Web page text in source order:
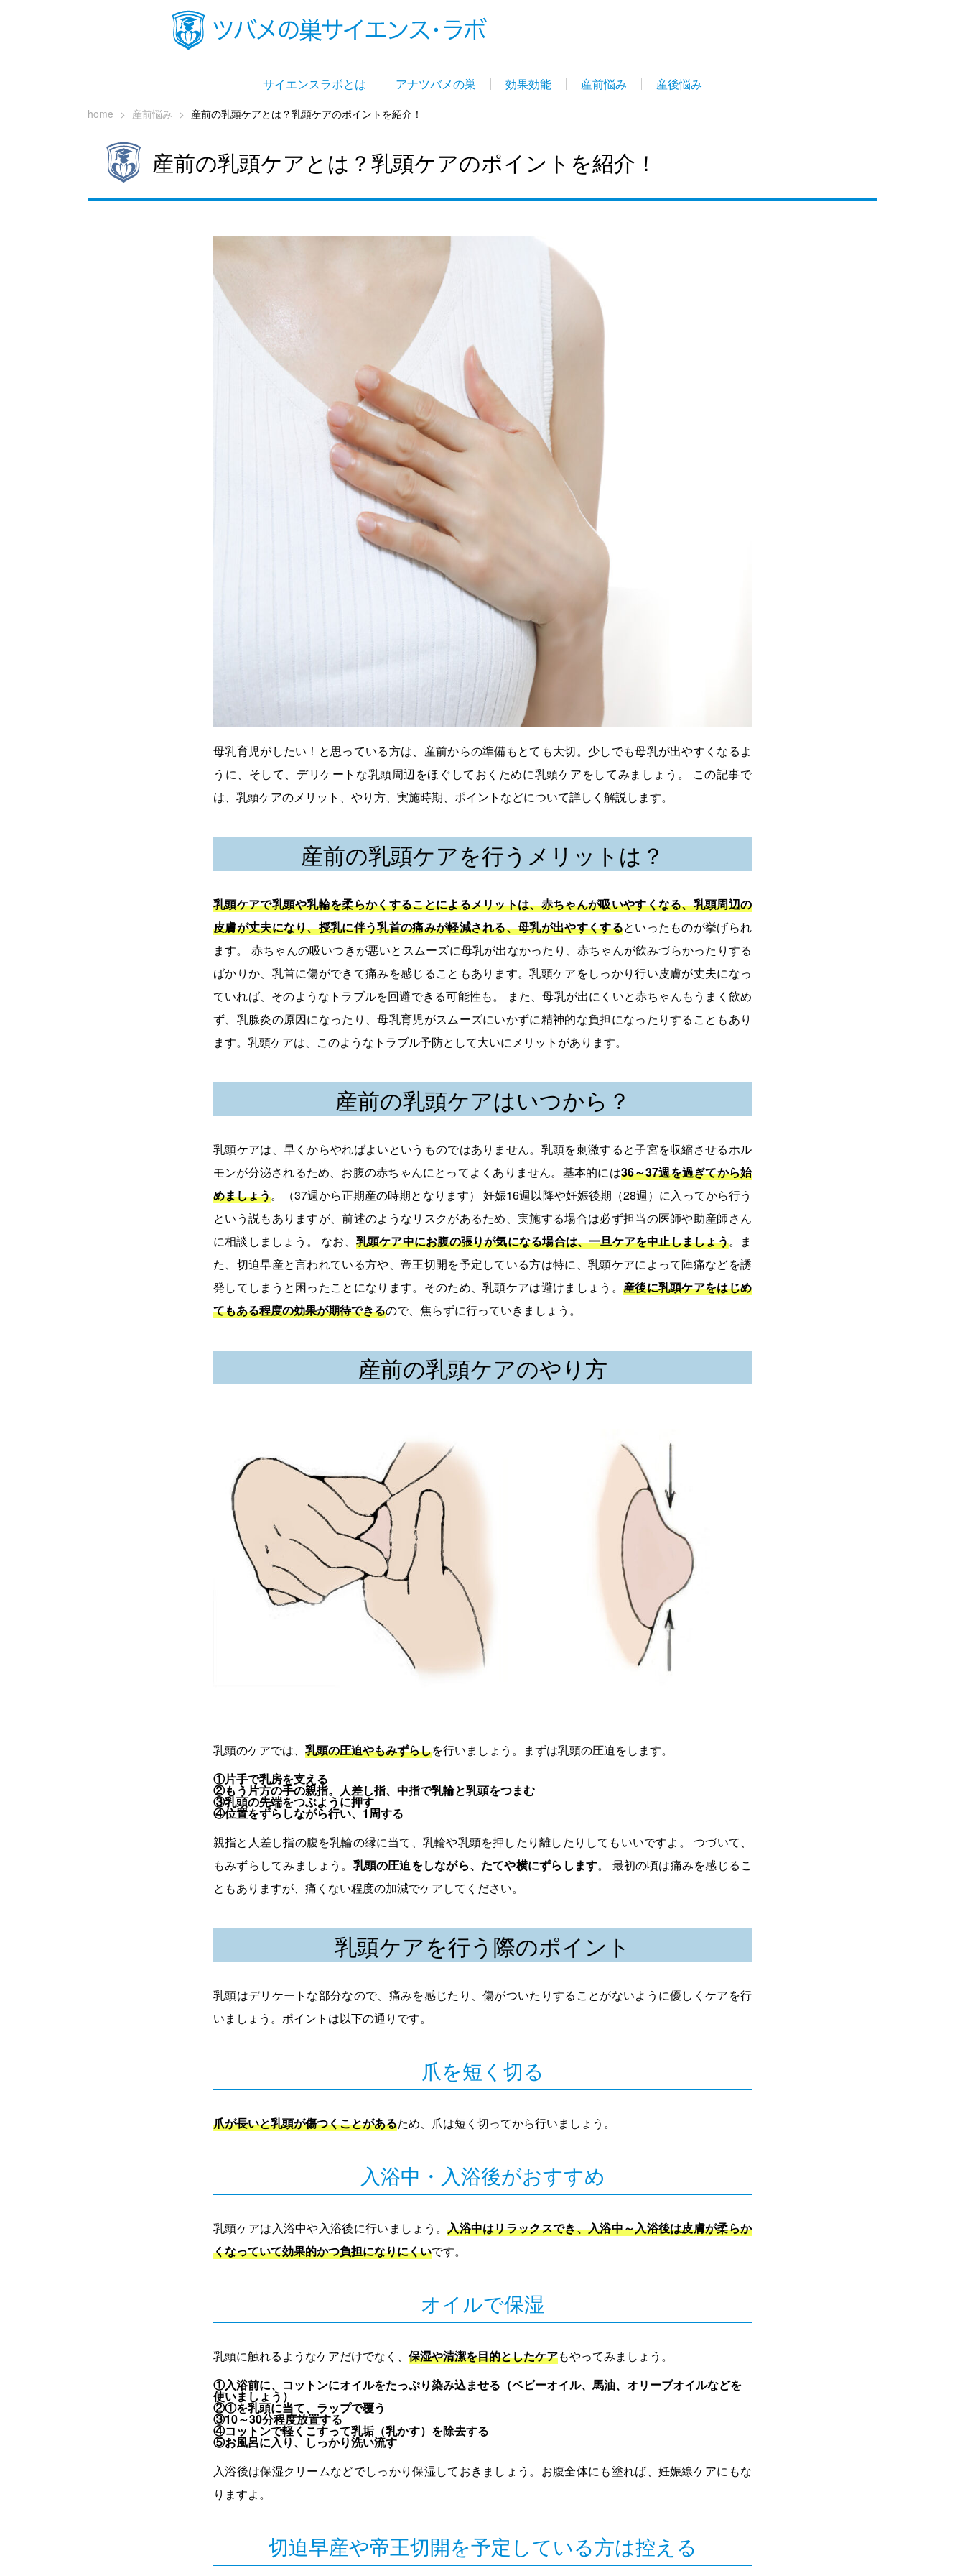
サイエンスラボとは アナツバメの巣 効果効能 産前悩み 産後悩み
home > 産前悩み > 産前の乳頭ケアとは？乳頭ケアのポイントを紹介！
産前の乳頭ケアとは？乳頭ケアのポイントを紹介！
母乳育児がしたい！と思っている方は、産前からの準備もとても大切。少しでも母乳が出やすくなるよ
うに、そして、デリケートな乳頭周辺をほぐしておくために乳頭ケアをしてみましょう。 この記事で
は、乳頭ケアのメリット、やり方、実施時期、ポイントなどについて詳しく解説します。
産前の乳頭ケアを行うメリットは？
乳頭ケアで乳頭や乳輪を柔らかくすることによるメリットは、赤ちゃんが吸いやすくなる、乳頭周辺の
皮膚が丈夫になり、授乳に伴う乳首の痛みが軽減される、母乳が出やすくするといったものが挙げられ
ます。 赤ちゃんの吸いつきが悪いとスムーズに母乳が出なかったり、赤ちゃんが飲みづらかったりする
ばかりか、乳首に傷ができて痛みを感じることもあります。乳頭ケアをしっかり行い皮膚が丈夫になっ
ていれば、そのようなトラブルを回避できる可能性も。 また、母乳が出にくいと赤ちゃんもうまく飲め
ず、乳腺炎の原因になったり、母乳育児がスムーズにいかずに精神的な負担になったりすることもあり
ます。乳頭ケアは、このようなトラブル予防として大いにメリットがあります。
産前の乳頭ケアはいつから？
乳頭ケアは、早くからやればよいというものではありません。乳頭を刺激すると子宮を収縮させるホル
モンが分泌されるため、お腹の赤ちゃんにとってよくありません。基本的には36～37週を過ぎてから始
めましょう。（37週から正期産の時期となります） 妊娠16週以降や妊娠後期（28週）に入ってから行う
という説もありますが、前述のようなリスクがあるため、実施する場合は必ず担当の医師や助産師さん
に相談しましょう。 なお、 乳頭ケア中にお腹の張りが気になる場合は、一旦ケアを中止しましょう。ま
た、切迫早産と言われている方や、帝王切開を予定している方は特に、乳頭ケアによって陣痛などを誘
発してしまうと困ったことになります。そのため、乳頭ケアは避けましょう。 産後に乳頭ケアをはじめ
てもある程度の効果が期待できるので、焦らずに行っていきましょう。
産前の乳頭ケアのやり方
乳頭のケアでは、 乳頭の圧迫やもみずらしを行いましょう。まずは乳頭の圧迫をします。
①片手で乳房を支える
②もう片方の手の親指。人差し指、中指で乳輪と乳頭をつまむ
③乳頭の先端をつぶように押す
④位置をずらしながら行い、1周する
親指と人差し指の腹を乳輪の縁に当て、乳輪や乳頭を押したり離したりしてもいいですよ。 つづいて、
もみずらしてみましょう。 乳頭の圧迫をしながら、たてや横にずらします。 最初の頃は痛みを感じるこ
ともありますが、痛くない程度の加減でケアしてください。
乳頭ケアを行う際のポイント
乳頭はデリケートな部分なので、痛みを感じたり、傷がついたりすることがないように優しくケアを行
いましょう。ポイントは以下の通りです。
爪を短く切る
爪が長いと乳頭が傷つくことがあるため、爪は短く切ってから行いましょう。
入浴中・入浴後がおすすめ
乳頭ケアは入浴中や入浴後に行いましょう。入浴中はリラックスでき、入浴中～入浴後は皮膚が柔らか
くなっていて効果的かつ負担になりにくいです。
オイルで保湿
乳頭に触れるようなケアだけでなく、 保湿や清潔を目的としたケアもやってみましょう。
①入浴前に、コットンにオイルをたっぷり染み込ませる（ベビーオイル、馬油、オリーブオイルなどを
使いましょう）
②①を乳頭に当て、ラップで覆う
③10～30分程度放置する
④コットンで軽くこすって乳垢（乳かす）を除去する
⑤お風呂に入り、しっかり洗い流す
入浴後は保湿クリームなどでしっかり保湿しておきましょう。お腹全体にも塗れば、妊娠線ケアにもな
りますよ。
切迫早産や帝王切開を予定している方は控える